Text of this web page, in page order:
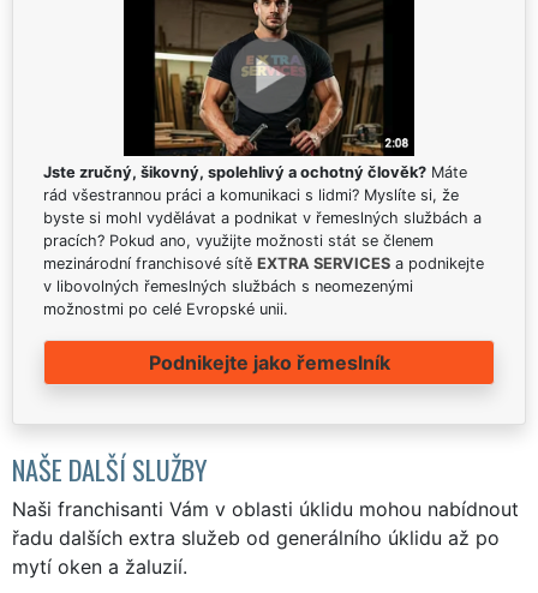
Jste zručný, šikovný, spolehlivý a ochotný člověk? Máte
rád všestrannou práci a komunikaci s lidmi? Myslíte si, že
byste si mohl vydělávat a podnikat v řemeslných službách a
pracích? Pokud ano, využijte možnosti stát se členem
mezinárodní franchisové sítě EXTRA SERVICES a podnikejte
v libovolných řemeslných službách s neomezenými
možnostmi po celé Evropské unii.
Podnikejte jako řemeslník
NAŠE DALŠÍ SLUŽBY
Naši franchisanti Vám v oblasti úklidu mohou nabídnout
řadu dalších extra služeb od generálního úklidu až po
mytí oken a žaluzií.